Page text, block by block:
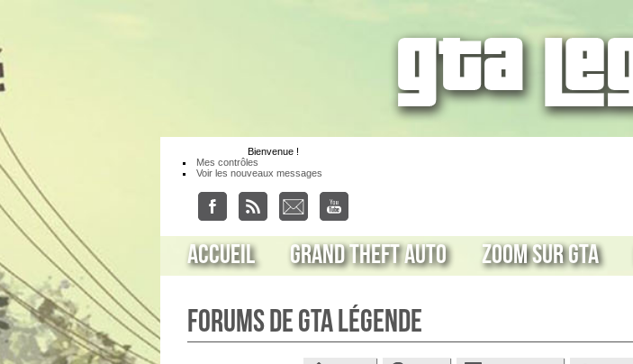
Bienvenue !
Mes contrôles
Voir les nouveaux messages
Accueil Grand Theft Auto Zoom sur GTA
Forums de GTA Légende